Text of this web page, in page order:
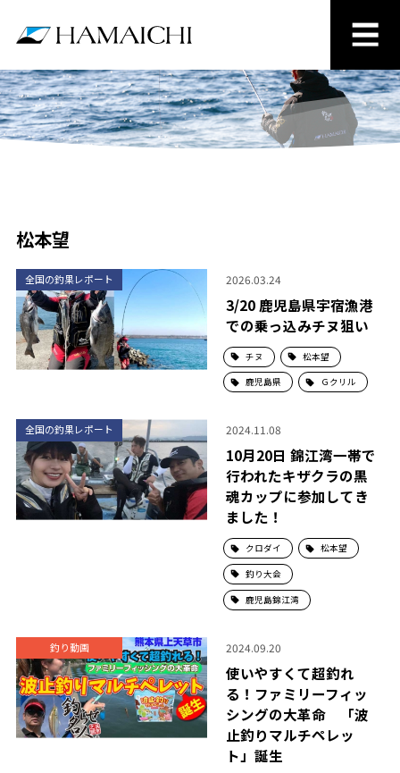
松本望
全国の釣果レポート 2026.03.24
3/20 鹿児島県宇宿漁港
での乗っ込みチヌ狙い
チヌ 松本望
鹿児島県 Ｇクリル
全国の釣果レポート 2024.11.08
10月20日 錦江湾一帯で
行われたキザクラの黒
魂カップに参加してき
ました！
クロダイ 松本望
釣り大会
鹿児島錦江湾
釣り動画 2024.09.20
使いやすくて超釣れ
る！ファミリーフィッ
シングの大革命 「波
止釣りマルチペレッ
ト」誕生